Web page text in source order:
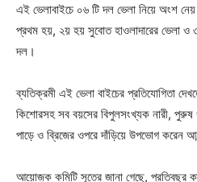
এই ভেলাবাইচে ০৬ টি দল ভেলা নিয়ে অংশ
প্রথম হয়, ২য় হয় সুবোত হাওলাদারের ভেলা ও
দল।
ব্যতিক্রমী এই ভেলা বাইচের প্রতিযোগিতা
কিশোরসহ সব বয়সের বিপুলসংখ্যক নারী, পুরুষ
পাড়ে ও ব্রিজের ওপরে দাঁড়িয়ে উপভোগ করেন
আয়োজক কমিটি সূত্রে জানা গেছে, প্রতিবছর